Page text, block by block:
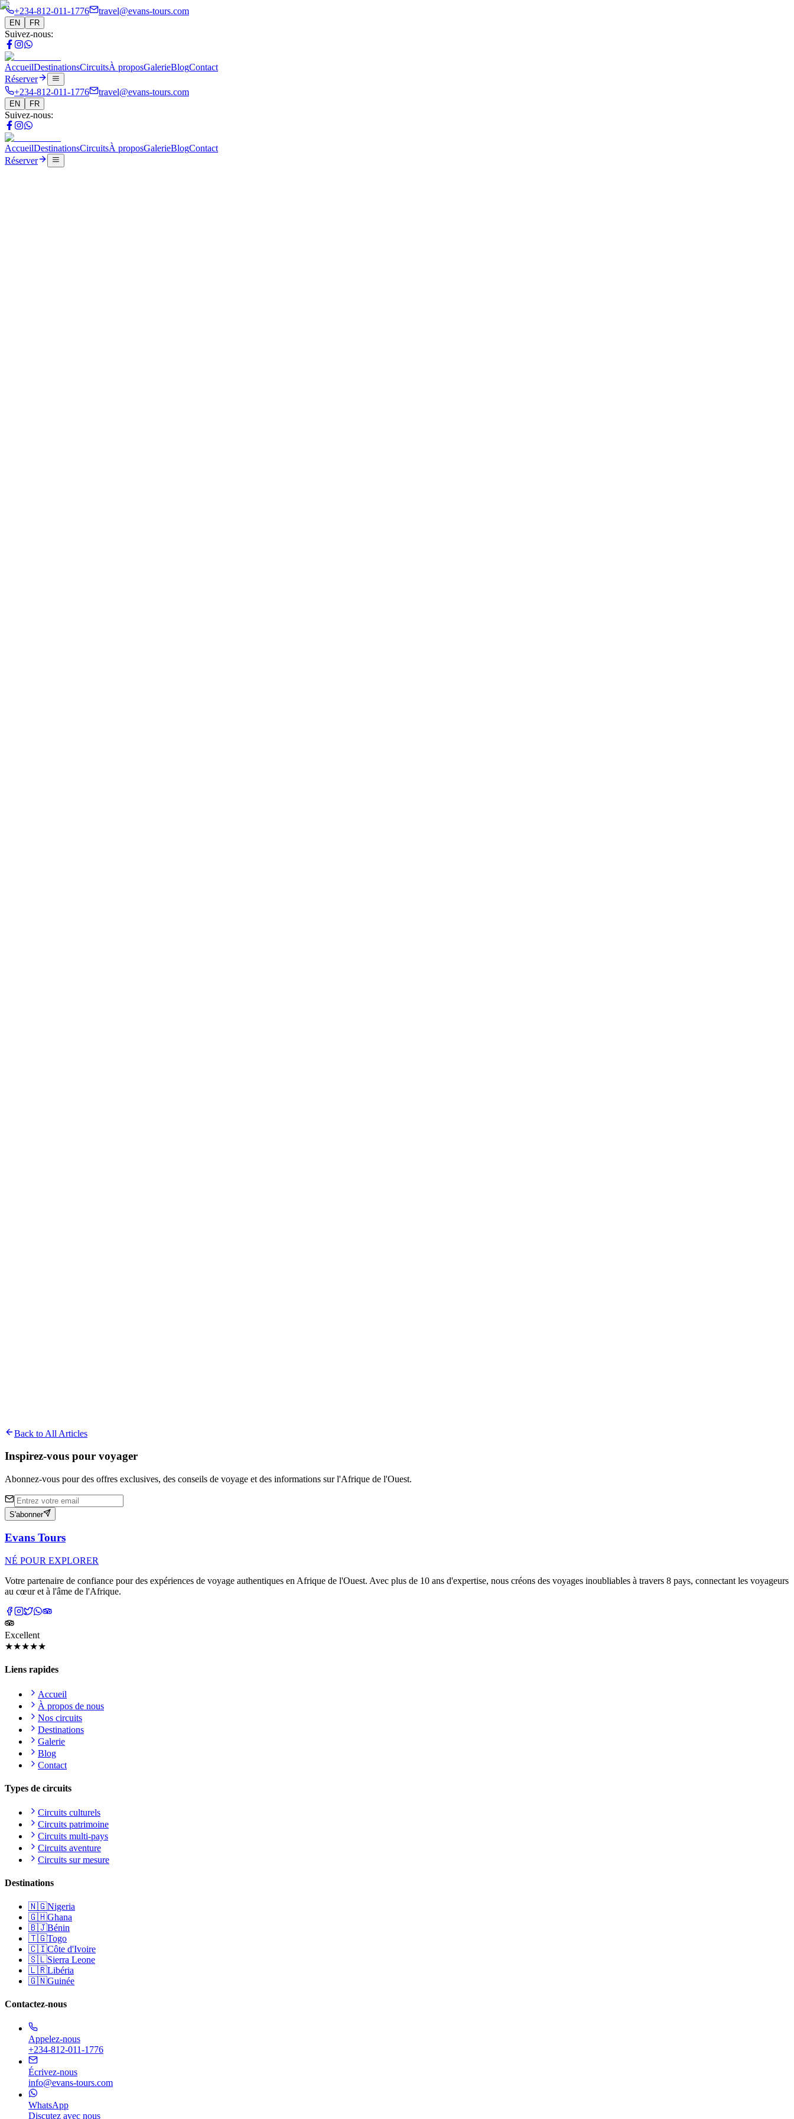
+234-812-011-1776 travel@evans-tours.com
EN FR
Suivez-nous:
AccueilDestinationsCircuitsÀ proposGalerieBlogContact
Réserver
+234-812-011-1776
travel@evans-tours.com
EN FR
Suivez-nous:
AccueilDestinationsCircuitsÀ proposGalerieBlogContact
Réserver
Back to All Articles
Inspirez-vous pour voyager
Abonnez-vous pour des offres exclusives, des conseils de voyage et des informations sur l'Afrique de l'Ouest.
S'abonner
Evans Tours
NÉ POUR EXPLORER
Votre partenaire de confiance pour des expériences de voyage authentiques en Afrique de l'Ouest. Avec plus de 10 ans d'expertise, nous créons des voyages inoubliables à travers 8 pays, connectant les voyageurs
au cœur et à l'âme de l'Afrique.
Excellent
★★★★★
Liens rapides
Accueil
À propos de nous
Nos circuits
Destinations
Galerie
Blog
Contact
Types de circuits
Circuits culturels
Circuits patrimoine
Circuits multi-pays
Circuits aventure
Circuits sur mesure
Destinations
🇳🇬Nigeria
🇬🇭Ghana
🇧🇯Bénin
🇹🇬Togo
🇨🇮Côte d'Ivoire
🇸🇱Sierra Leone
🇱🇷Libéria
🇬🇳Guinée
Contactez-nous
Appelez-nous
+234-812-011-1776
Écrivez-nous
info@evans-tours.com
WhatsApp
Discutez avec nous